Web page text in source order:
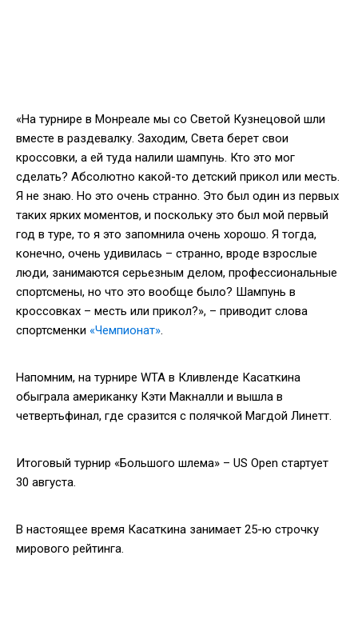
«На турнире в Монреале мы со Светой Кузнецовой шли
вместе в раздевалку. Заходим, Света берет свои
кроссовки, а ей туда налили шампунь. Кто это мог
сделать? Абсолютно какой-то детский прикол или месть.
Я не знаю. Но это очень странно. Это был один из первых
таких ярких моментов, и поскольку это был мой первый
год в туре, то я это запомнила очень хорошо. Я тогда,
конечно, очень удивилась – странно, вроде взрослые
люди, занимаются серьезным делом, профессиональные
спортсмены, но что это вообще было? Шампунь в
кроссовках – месть или прикол?», – приводит слова
спортсменки «Чемпионат».
Напомним, на турнире WTA в Кливленде Касаткина
обыграла американку Кэти Макналли и вышла в
четвертьфинал, где сразится с полячкой Магдой Линетт.
Итоговый турнир «Большого шлема» – US Open стартует
30 августа.
В настоящее время Касаткина занимает 25-ю строчку
мирового рейтинга.